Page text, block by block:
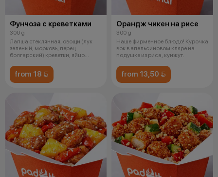
Фунчоза с креветками
300 g
Лапша стеклянная, овощи (лук
зеленый, морковь, перец
болгарский) креветки, яйцо
from 18 
Орандж чикен на рисе
300 g
Наше фирменное блюдо! Курочка
вок в апельсиновом кляре на
подушке из риса, кунжут.
from 13,50 